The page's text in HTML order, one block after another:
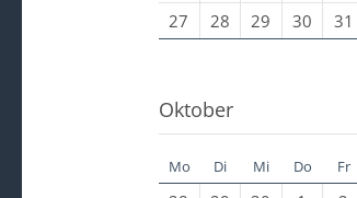
27
28 29 30 31
Oktober
Mo Di Mi Do Fr